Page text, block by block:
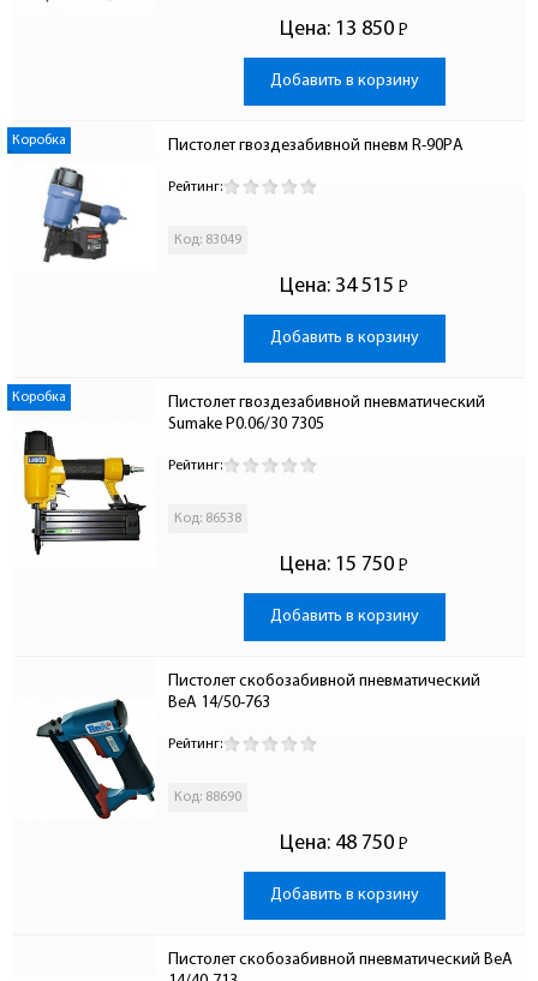
Цена: 13 850 Р
-
Добавить в корзину
Коробка Пистолет гвоздезабивной пневм R-90PА
Рейтинг:
Код: 83049
Цена: 34 515 Р
-
Добавить в корзину
Коробка
Пистолет гвоздезабивной пневматический
Sumake P0.06/30 7305
Рейтинг:
Код: 86538
Цена: 15 750 Р
-
Добавить в корзину
Пистолет скобозабивной пневматический
BeA 14/50-763
Рейтинг:
Код: 88690
Цена: 48 750 Р
-
Добавить в корзину
Пистолет скобозабивной пневматический BeA